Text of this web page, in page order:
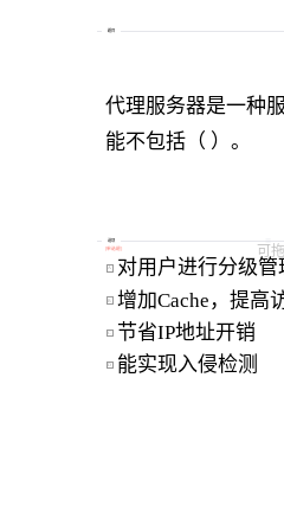
题目
代理服务器是一种
能不包括（ ）。
可
选项
单选题
A 对用户进行分级管
B 增加Cache，提高
C 节省IP地址开销
D 能实现入侵检测